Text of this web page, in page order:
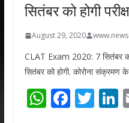
सितंबर को होगी
August 29, 2020
CLAT Exam 2020: 7 सितंबर
सितंबर को होगी. कोरोना संक्रमण
W F T